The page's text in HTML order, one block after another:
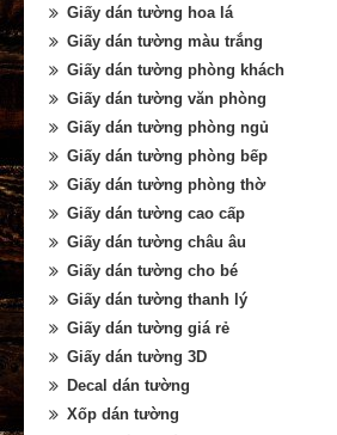
Giấy dán tường hoa lá
Giấy dán tường màu trắng
Giấy dán tường phòng khách
Giấy dán tường văn phòng
Giấy dán tường phòng ngủ
Giấy dán tường phòng bếp
Giấy dán tường phòng thờ
Giấy dán tường cao cấp
Giấy dán tường châu âu
Giấy dán tường cho bé
Giấy dán tường thanh lý
Giấy dán tường giá rẻ
Giấy dán tường 3D
Decal dán tường
Xốp dán tường